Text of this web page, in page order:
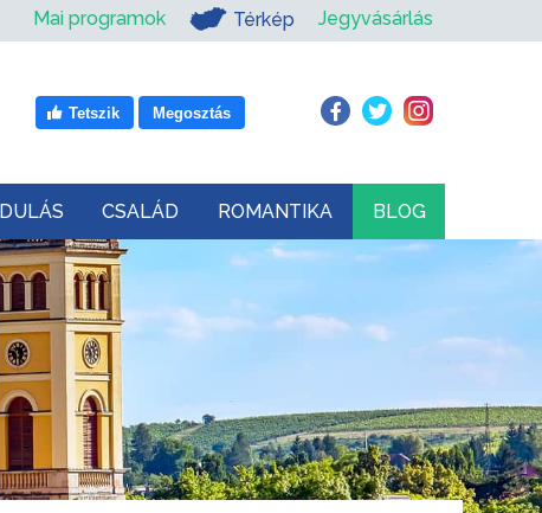
Mai programok Térkép Jegyvásárlás
Tetszik Megosztás
CSALÁD ROMANTIKA BLOG